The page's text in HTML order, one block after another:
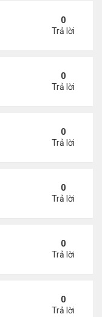
từ drone sát thủ
0
Trả lời
làm suy yếu 'mưa
0
Trả lời
đổi quy tắc chiến
0
Trả lời
áp lệnh trừng phạt
0
Trả lời
với nỗ lực chấm dứt
0
Trả lời
thể giành lại
0
Trả lời